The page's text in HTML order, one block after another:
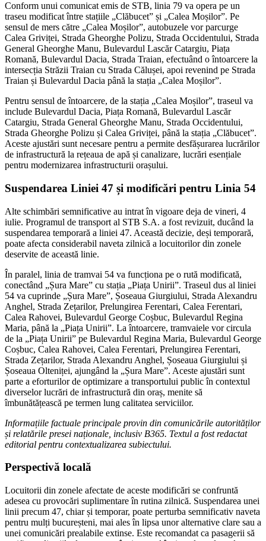
Conform unui comunicat emis de STB, linia 79 va opera pe un
traseu modificat între stațiile „Clăbucet” și „Calea Moșilor”. Pe
sensul de mers către „Calea Moșilor”, autobuzele vor parcurge
Calea Griviței, Strada Gheorghe Polizu, Strada Occidentului, Strada
General Gheorghe Manu, Bulevardul Lascăr Catargiu, Piața
Romană, Bulevardul Dacia, Strada Traian, efectuând o întoarcere la
intersecția Străzii Traian cu Strada Călușei, apoi revenind pe Strada
Traian și Bulevardul Dacia până la stația „Calea Moșilor”.
Pentru sensul de întoarcere, de la stația „Calea Moșilor”, traseul va
include Bulevardul Dacia, Piața Romană, Bulevardul Lascăr
Catargiu, Strada General Gheorghe Manu, Strada Occidentului,
Strada Gheorghe Polizu și Calea Griviței, până la stația „Clăbucet”.
Aceste ajustări sunt necesare pentru a permite desfășurarea lucrărilor
de infrastructură la rețeaua de apă și canalizare, lucrări esențiale
pentru modernizarea infrastructurii orașului.
Suspendarea Liniei 47 și modificări pentru Linia 54
Alte schimbări semnificative au intrat în vigoare deja de vineri, 4
iulie. Programul de transport al STB S.A. a fost revizuit, ducând la
suspendarea temporară a liniei 47. Această decizie, deși temporară,
poate afecta considerabil naveta zilnică a locuitorilor din zonele
deservite de această linie.
În paralel, linia de tramvai 54 va funcționa pe o rută modificată,
conectând „Șura Mare” cu stația „Piața Unirii”. Traseul dus al liniei
54 va cuprinde „Șura Mare”, Șoseaua Giurgiului, Strada Alexandru
Anghel, Strada Zețarilor, Prelungirea Ferentari, Calea Ferentari,
Calea Rahovei, Bulevardul George Coșbuc, Bulevardul Regina
Maria, până la „Piața Unirii”. La întoarcere, tramvaiele vor circula
de la „Piața Unirii” pe Bulevardul Regina Maria, Bulevardul George
Coșbuc, Calea Rahovei, Calea Ferentari, Prelungirea Ferentari,
Strada Zețarilor, Strada Alexandru Anghel, Șoseaua Giurgiului și
Șoseaua Olteniței, ajungând la „Șura Mare”. Aceste ajustări sunt
parte a eforturilor de optimizare a transportului public în contextul
diverselor lucrări de infrastructură din oraș, menite să
îmbunătățească pe termen lung calitatea serviciilor.
Informațiile factuale principale provin din comunicările autorităților
și relatările presei naționale, inclusiv B365. Textul a fost redactat
editorial pentru contextualizarea subiectului.
Perspectivă locală
Locuitorii din zonele afectate de aceste modificări se confruntă
adesea cu provocări suplimentare în rutina zilnică. Suspendarea unei
linii precum 47, chiar și temporar, poate perturba semnificativ naveta
pentru mulți bucureșteni, mai ales în lipsa unor alternative clare sau a
unei comunicări prealabile extinse. Este recomandat ca pasagerii să